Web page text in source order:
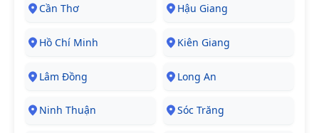
Cần Thơ Hậu Giang
Hồ Chí Minh Kiên Giang
Lâm Đồng Long An
Ninh Thuận Sóc Trăng